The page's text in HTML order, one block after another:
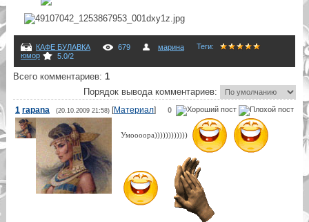
КАФЕ БУЛАВКА 679 марина Теги:
юмор
5.0/2
Всего комментариев: 1
Порядок вывода комментариев:
0
1 rapana (20.10.2009 21:58)[Материал]
Умоооора))))))))))))